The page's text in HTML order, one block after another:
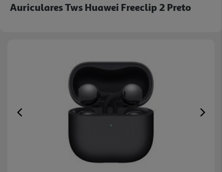
Auriculares Tws Huawei Freeclip 2 Preto
Previous